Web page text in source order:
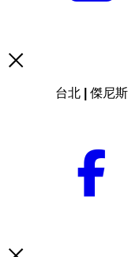
台北 | 傑尼斯